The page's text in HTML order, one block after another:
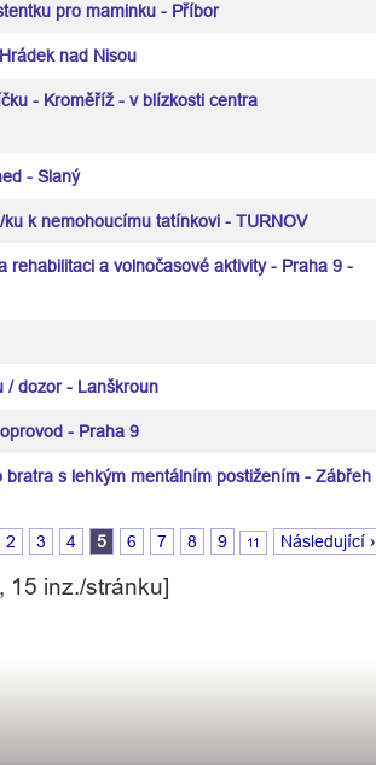
pro maminku - Příbor
nad Nisou
- Kroměříž - v blízkosti centra
- Slaný
k nemohoucímu tatínkovi - TURNOV
rehabilitaci a volnočasové aktivity - Praha 9 -
/ dozor - Lanškroun
- Praha 9
bratra s lehkým mentálním postižením - Zábřeh
2 3 4 5 6 7 8 9 11 Následující ›
15 inz./stránku]